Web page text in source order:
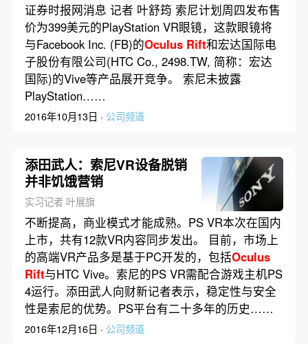
证券时报网消息 记者 叶舒筠 索尼计划周四发布售
价为399美元的PlayStation VR眼镜，这款眼镜将
与Facebook Inc. (FB)的Oculus Rift和宏达国际电
子股份有限公司(HTC Co., 2498.TW, 简称：宏达
国际)的Vive等产品展开竞争。 索尼未披露
PlayStation……
2016年10月13日 · 公司频道
添田武人：索尼VR设备脱销
并非饥饿营销
实习记者 叶展旗
不断提高，商业模式才能成熟。PS VR本次在国内
上市，共有12款VR内容同步发出。 目前，市场上
的高端VR产品多是基于PC开发的，包括Oculus
Rift与HTC Vive。索尼的PS VR需配合游戏主机PS
4运行。添田武人向财新记者表示，稳定性与安全
性是索尼的优势。PS平台有二十多年的历史……
2016年12月16日 · 公司频道